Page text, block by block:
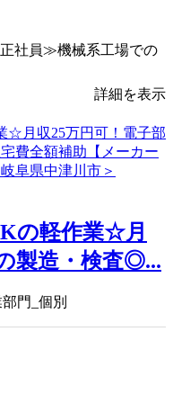
社員≫機械系工場での
詳細を表示
の軽作業☆月
製造・検査◎...
門_個別